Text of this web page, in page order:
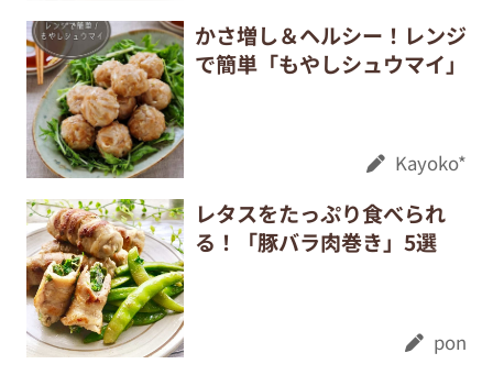
かさ増し＆ヘルシー！レンジ
で簡単「もやしシュウマイ」
Kayoko*
レタスをたっぷり食べられ
る！「豚バラ肉巻き」5選
pon